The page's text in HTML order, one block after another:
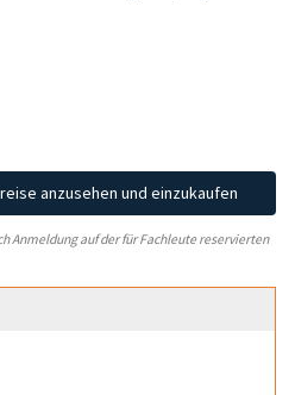
anzusehen und einzukaufen
Anmeldung auf der für Fachleute reservierten